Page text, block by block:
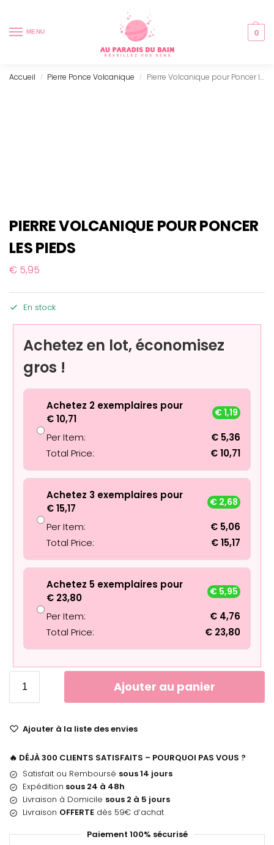
MENU 0
Accueil / Pierre Ponce Volcanique / Pierre Volcanique pour Poncer les pieds
PIERRE VOLCANIQUE POUR PONCER
LES PIEDS
€ 5,95
En stock
Achetez en lot, économisez
gros !
Achetez 2 exemplaires pour
€10,71
€1,19
Per Item: € 5,36
Total Price:
€10,71
Achetez 3 exemplaires pour
€15,17
€ 2,68
Per Item: € 5,06
Total Price:
€15,17
Achetez 5 exemplaires pour
€ 23,80
€ 5,95
Per Item: € 4,76
Total Price:
€ 23,80
Ajouter au panier
Ajouter à la liste des envies
🔥 DÉJÀ 300 CLIENTS SATISFAITS – POURQUOI PAS VOUS ?
Satisfait ou Remboursé sous 14 jours
Expédition sous 24 à 48h
Livraison à Domicile sous 2 à 5 jours
Livraison OFFERTE dès 59€ d’achat
Paiement 100% sécurisé